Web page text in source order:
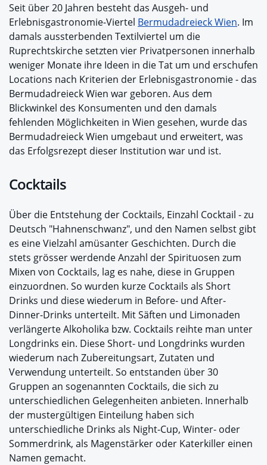
Seit über 20 Jahren besteht das Ausgeh- und
Erlebnisgastronomie-Viertel Bermudadreieck Wien. Im
damals aussterbenden Textilviertel um die
Ruprechtskirche setzten vier Privatpersonen innerhalb
weniger Monate ihre Ideen in die Tat um und erschufen
Locations nach Kriterien der Erlebnisgastronomie - das
Bermudadreieck Wien war geboren. Aus dem
Blickwinkel des Konsumenten und den damals
fehlenden Möglichkeiten in Wien gesehen, wurde das
Bermudadreieck Wien umgebaut und erweitert, was
das Erfolgsrezept dieser Institution war und ist.
Cocktails
Über die Entstehung der Cocktails, Einzahl Cocktail - zu
Deutsch "Hahnenschwanz", und den Namen selbst gibt
es eine Vielzahl amüsanter Geschichten. Durch die
stets grösser werdende Anzahl der Spirituosen zum
Mixen von Cocktails, lag es nahe, diese in Gruppen
einzuordnen. So wurden kurze Cocktails als Short
Drinks und diese wiederum in Before- und After-
Dinner-Drinks unterteilt. Mit Säften und Limonaden
verlängerte Alkoholika bzw. Cocktails reihte man unter
Longdrinks ein. Diese Short- und Longdrinks wurden
wiederum nach Zubereitungsart, Zutaten und
Verwendung unterteilt. So entstanden über 30
Gruppen an sogenannten Cocktails, die sich zu
unterschiedlichen Gelegenheiten anbieten. Innerhalb
der mustergültigen Einteilung haben sich
unterschiedliche Drinks als Night-Cup, Winter- oder
Sommerdrink, als Magenstärker oder Katerkiller einen
Namen gemacht.